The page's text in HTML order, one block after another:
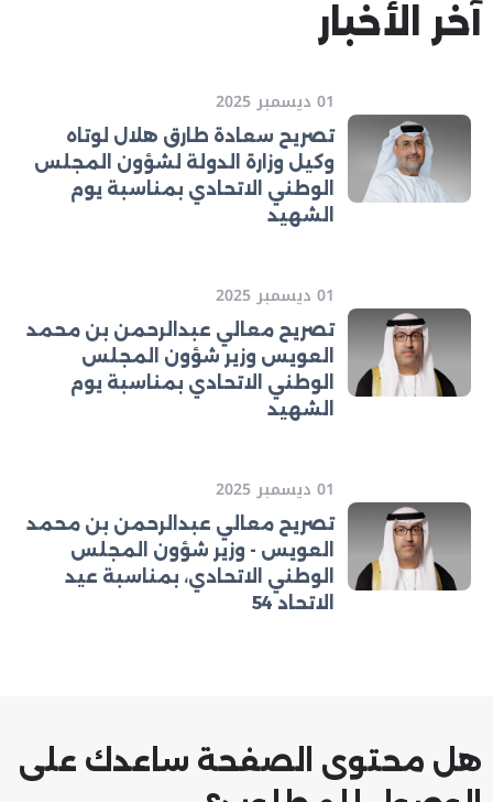
آخر الأخبار
01 ديسمبر 2025
تصريح سعادة طارق هلال لوتاه
وكيل وزارة الدولة لشؤون المجلس
الوطني الاتحادي بمناسبة يوم
الشهيد
01 ديسمبر 2025
تصريح معالي عبدالرحمن بن محمد
العويس وزير شؤون المجلس
الوطني الاتحادي بمناسبة يوم
الشهيد
01 ديسمبر 2025
تصريح معالي عبدالرحمن بن محمد
العويس - وزير شؤون المجلس
الوطني الاتحادي، بمناسبة عيد
الاتحاد 54
هل محتوى الصفحة ساعدك على